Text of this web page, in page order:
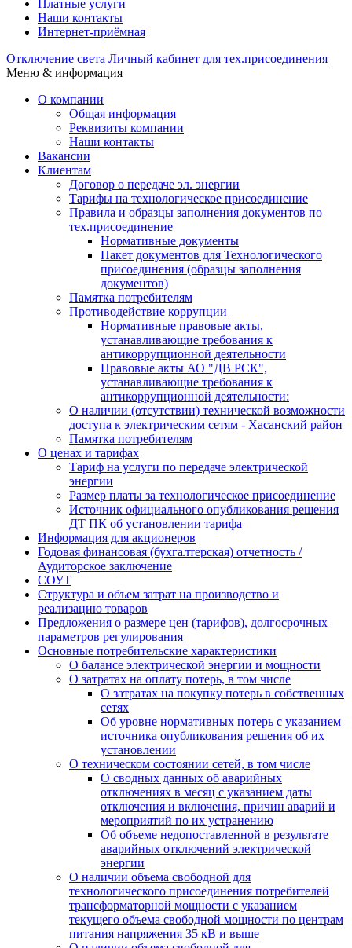
Платные услуги
Наши контакты
Интернет-приёмная
Отключение света Личный кабинет для тех.присоединения
Меню & информация
О компании
Общая информация
Реквизиты компании
Наши контакты
Вакансии
Клиентам
Договор о передаче эл. энергии
Тарифы на технологическое присоединение
Правила и образцы заполнения документов по
тех.присоединение
Нормативные документы
Пакет документов для Технологического
присоединения (образцы заполнения
документов)
Памятка потребителям
Противодействие коррупции
Нормативные правовые акты,
устанавливающие требования к
антикоррупционной деятельности
Правовые акты АО "ДВ РСК",
устанавливающие требования к
антикоррупционной деятельности:
О наличии (отсутствии) технической возможности
доступа к электрическим сетям - Хасанский район
Памятка потребителям
О ценах и тарифах
Тариф на услуги по передаче электрической
энергии
Размер платы за технологическое присоединение
Источник официального опубликования решения
ДТ ПК об установлении тарифа
Информация для акционеров
Годовая финансовая (бухгалтерская) отчетность /
Аудиторское заключение
СОУТ
Структура и объем затрат на производство и
реализацию товаров
Предложения о размере цен (тарифов), долгосрочных
параметров регулирования
Основные потребительские характеристики
О балансе электрической энергии и мощности
О затратах на оплату потерь, в том числе
О затратах на покупку потерь в собственных
сетях
Об уровне нормативных потерь с указанием
источника опубликования решения об их
установлении
О техническом состоянии сетей, в том числе
О сводных данных об аварийных
отключениях в месяц с указанием даты
отключения и включения, причин аварий и
мероприятий по их устранению
Об объеме недопоставленной в результате
аварийных отключений электрической
энергии
О наличии объема свободной для
технологического присоединения потребителей
трансформаторной мощности с указанием
текущего объема свободной мощности по центрам
питания напряжения 35 кВ и выше